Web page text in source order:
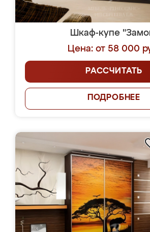
Шкаф-купе
Цена: от 58 000
РАССЧИТАТЬ
ПОДРОБНЕЕ